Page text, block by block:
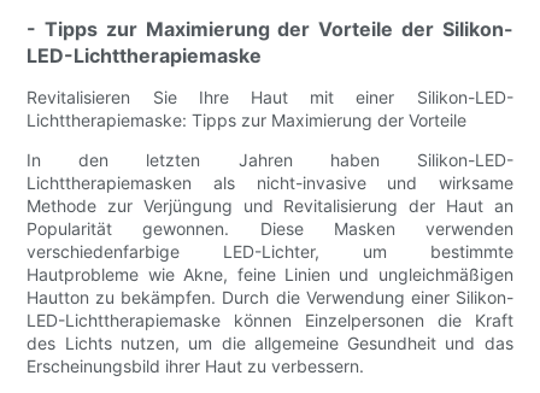
- Tipps zur Maximierung der Vorteile der Silikon-
LED-Lichttherapiemaske
Revitalisieren Sie Ihre Haut mit einer Silikon-LED-
Lichttherapiemaske: Tipps zur Maximierung der Vorteile
In den letzten Jahren haben Silikon-LED-
Lichttherapiemasken als nicht-invasive und wirksame
Methode zur Verjüngung und Revitalisierung der Haut an
Popularität gewonnen. Diese Masken verwenden
verschiedenfarbige LED-Lichter, um bestimmte
Hautprobleme wie Akne, feine Linien und ungleichmäßigen
Hautton zu bekämpfen. Durch die Verwendung einer Silikon-
LED-Lichttherapiemaske können Einzelpersonen die Kraft
des Lichts nutzen, um die allgemeine Gesundheit und das
Erscheinungsbild ihrer Haut zu verbessern.